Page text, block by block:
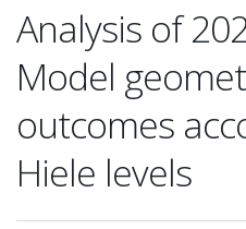
Analysis of
Model
outcomes
Hiele levels